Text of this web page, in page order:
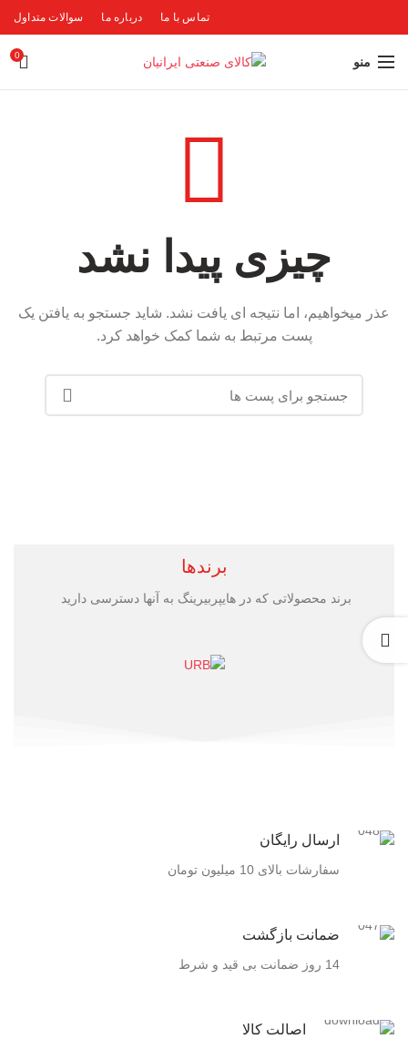
تماس با ما درباره ما سوالات متداول
منو 0
چیزی پیدا نشد
عذر میخواهیم، اما نتیجه ای یافت نشد. شاید جستجو به یافتن یک
پست مرتبط به شما کمک خواهد کرد.
برندها
برند محصولاتی که در هایپربیرینگ به آنها دسترسی دارید
ارسال رایگان
سفارشات بالای 10 میلیون تومان
ضمانت بازگشت
14 روز ضمانت بی قید و شرط
اصالت کالا